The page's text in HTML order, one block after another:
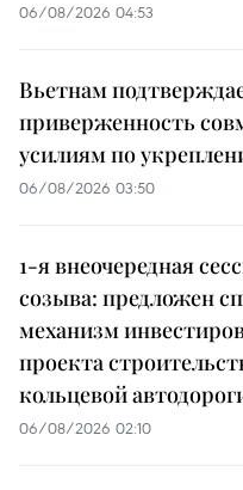
06/08/2026 04:53
Вьетнам
приверженность
усилиям по
06/08/2026 03:50
1-я внеочередная
созыва: предложен
механизм
проекта
кольцевой
06/08/2026 02:10